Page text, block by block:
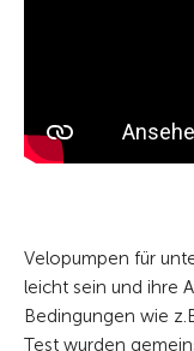
Velopumpen für
leicht sein und ihre
Bedingungen wie
Test wurden